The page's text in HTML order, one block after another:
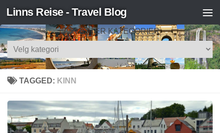
Skip to content
Linns Reise - Travel Blog
SØK ETTER KATEGORIER
Søk
etter
TAGGED: KINN